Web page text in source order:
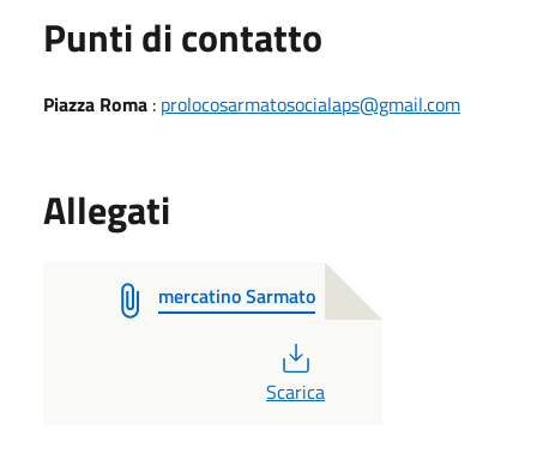
Punti di contatto
Piazza Roma : prolocosarmatosocialaps@gmail.com
Allegati
mercatino Sarmato
Scarica